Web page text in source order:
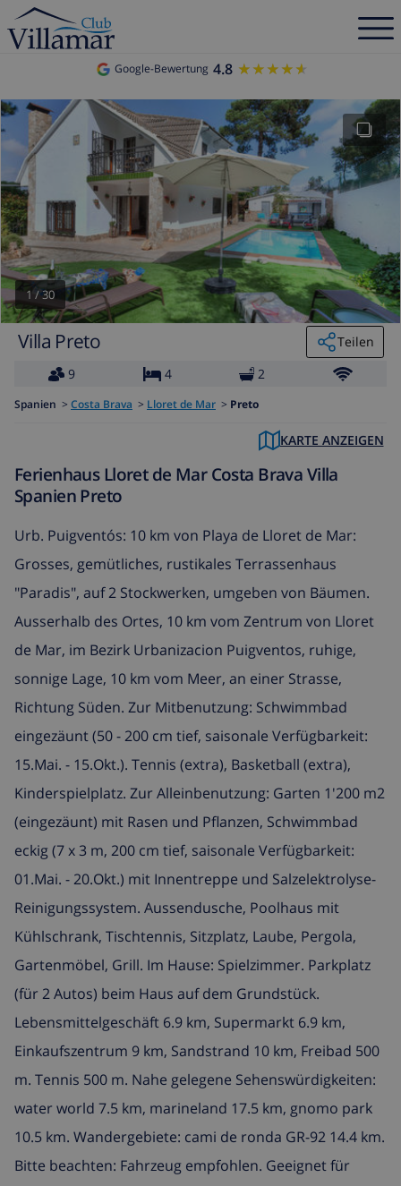
Google-Bewertung 4.8 ★★★★★
★★★★★
1 /30
Villa Preto
Teilen
9
4 2
Spanien > Costa Brava > Lloret de Mar > Preto
KARTE ANZEIGEN
Ferienhaus Lloret de Mar Costa Brava Villa
Spanien Preto
Urb. Puigventós: 10 km von Playa de Lloret de Mar:
Grosses, gemütliches, rustikales Terrassenhaus
"Paradis", auf 2 Stockwerken, umgeben von Bäumen.
Ausserhalb des Ortes, 10 km vom Zentrum von Lloret
de Mar, im Bezirk Urbanizacion Puigventos, ruhige,
sonnige Lage, 10 km vom Meer, an einer Strasse,
Richtung Süden. Zur Mitbenutzung: Schwimmbad
eingezäunt (50 - 200 cm tief, saisonale Verfügbarkeit:
15.Mai. - 15.Okt.). Tennis (extra), Basketball (extra),
Kinderspielplatz. Zur Alleinbenutzung: Garten 1'200 m2
(eingezäunt) mit Rasen und Pflanzen, Schwimmbad
eckig (7 x 3 m, 200 cm tief, saisonale Verfügbarkeit:
01.Mai. - 20.Okt.) mit Innentreppe und Salzelektrolyse-
Reinigungssystem. Aussendusche, Poolhaus mit
Kühlschrank, Tischtennis, Sitzplatz, Laube, Pergola,
Gartenmöbel, Grill. Im Hause: Spielzimmer. Parkplatz
(für 2 Autos) beim Haus auf dem Grundstück.
Lebensmittelgeschäft 6.9 km, Supermarkt 6.9 km,
Einkaufszentrum 9 km, Sandstrand 10 km, Freibad 500
m. Tennis 500 m. Nahe gelegene Sehenswürdigkeiten:
water world 7.5 km, marineland 17.5 km, gnomo park
10.5 km. Wandergebiete: cami de ronda GR-92 14.4 km.
Bitte beachten: Fahrzeug empfohlen. Geeignet für